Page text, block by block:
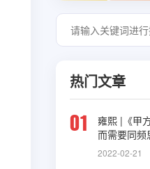
热门文章
01
雍熙 |《甲
而需要同频
与理解
2022-02-21